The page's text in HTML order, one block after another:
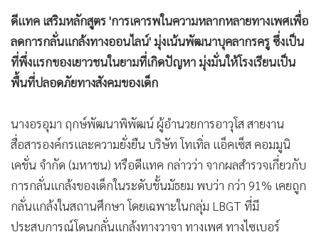
• ต่างประเทศ
• Special Scoop
• เศรษฐกิจ-ธุรกิจ
ชุมชน-คุณภาพชีวิต
•
อาชญากรรม
• Motoring
• เกม
• วิทยาศาสตร์
• SMEs
ดีแทค เสริมหลักสูตร 'การเคารพในความหลากหลายทางเพศเพื่อ
ลดการกลั่นแกล้งทางออนไลน์' มุ่งเน้นพัฒนาบุคลากรครู ซึ่งเป็น
ที่พึ่งแรกของเยาวชนในยามที่เกิดปัญหา มุ่งมั่นให้โรงเรียนเป็น
พื้นที่ปลอดภัยทางสังคมของเด็ก
นางอรอุมา ฤกษ์พัฒนาพิพัฒน์ ผู้อำนวยการอาวุโส สายงาน
สื่อสารองค์กรและความยั่งยืน บริษัท โทเทิ่ล แอ็คเซ็ส คอมมูนิ
เคชั่น จำกัด (มหาชน) หรือดีแทค กล่าวว่า จากผลสำรวจเกี่ยวกับ
การกลั่นแกล้งของเด็กในระดับชั้นมัธยม พบว่า กว่า 91% เคยถูก
กลั่นแกล้งในสถานศึกษา โดยเฉพาะในกลุ่ม LBGT ที่มี
ประสบการณ์โดนกลั่นแกล้งทางวาจา ทางเพศ ทางไซเบอร์